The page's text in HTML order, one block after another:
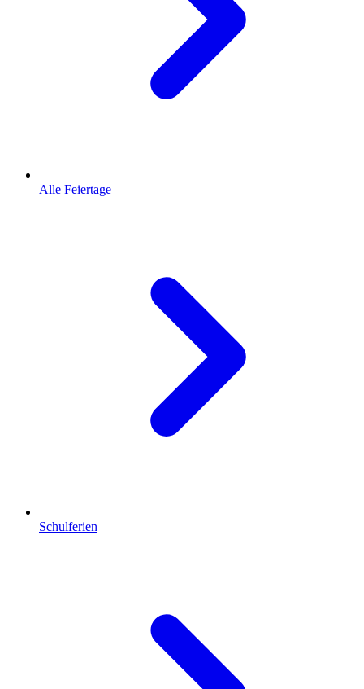
Alle Feiertage
Schulferien